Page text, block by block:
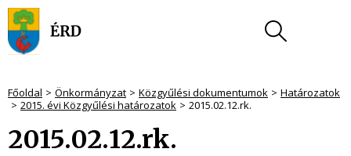
Főoldal Önkormányzat Közgyűlési dokumentumok
Határozatok
2015. évi Közgyűlési határozatok
2015.02.12.rk.
2015.02.12.rk.